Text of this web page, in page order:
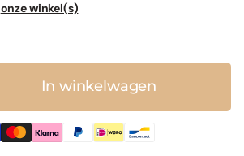
onze winkel(s)
In winkelwagen